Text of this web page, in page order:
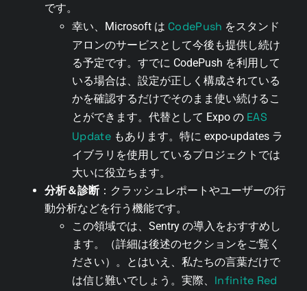
です。
幸い、Microsoft は CodePush をスタンド
アロンのサービスとして今後も提供し続け
る予定です。すでに CodePush を利用して
いる場合は、設定が正しく構成されている
かを確認するだけでそのまま使い続けるこ
とができます。代替として Expo の EAS
Updateもあります。特に expo-updates ラ
イブラリを使用しているプロジェクトでは
大いに役立ちます。
分析＆診断 ：クラッシュレポートやユーザーの行
動分析などを行う機能です。
この領域では、Sentry の導入をおすすめし
ます。（詳細は後述のセクションをご覧く
ださい）。とはいえ、私たちの言葉だけで
は信じ難いでしょう。実際、 Infinite Red